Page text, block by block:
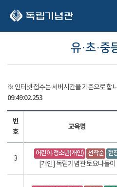
유·초·중
※ 인터넷 접수는 서버시간을 기준으로 합
09:49:02.263
번
호
교육명
3
어린이·청소년(개인) 선착순 현
[개인] 독립기념관 토요나들이